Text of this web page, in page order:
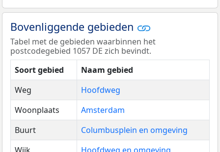
Bovenliggende gebieden
Tabel met de gebieden waarbinnen het
postcodegebied 1057 DE zich bevindt.
Soort gebied
Naam gebied
Weg
Hoofdweg
Woonplaats
Amsterdam
Buurt
Columbusplein en omgeving